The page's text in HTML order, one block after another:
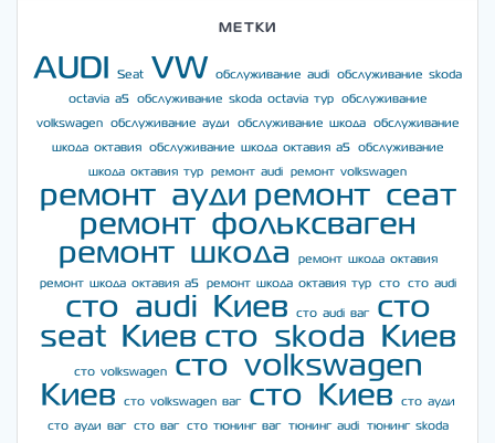
МЕТКИ
AUDI Seat VW обслуживание audi
обслуживание skoda
octavia a5
обслуживание skoda octavia тур
обслуживание
volkswagen
обслуживание ауди обслуживание шкода
обслуживание
шкода октавия
обслуживание шкода октавия а5
обслуживание
шкода октавия тур
ремонт audi ремонт volkswagen
ремонт ауди ремонт сеат
ремонт фольксваген
ремонт шкода
ремонт шкода октавия
ремонт шкода октавия а5
ремонт шкода октавия тур сто сто audi
сто audi Киев сто audi ваг
сто
seat Киев сто skoda Киев
сто volkswagen
сто volkswagen
Киев
сто volkswagen ваг сто Киев
сто ауди
сто ауди ваг
сто ваг сто тюнинг ваг тюнинг audi
тюнинг skoda